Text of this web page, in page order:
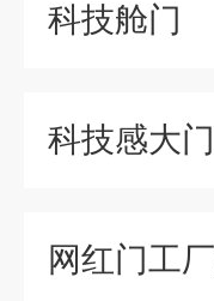
科技舱门
科技感大门
网红门工